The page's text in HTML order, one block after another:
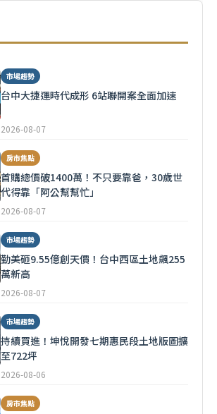
市場趨勢
台中大捷運時代成形 6站聯開案全面加速
2026-08-07
房市焦點
首購總價破1400萬！不只要靠爸，30歲世
代得靠「阿公幫幫忙」
2026-08-07
市場趨勢
勤美砸9.55億創天價！台中西區土地飆255
萬新高
2026-08-07
市場趨勢
持續買進！坤悅開發七期惠民段土地版圖擴
至722坪
2026-08-06
房市焦點